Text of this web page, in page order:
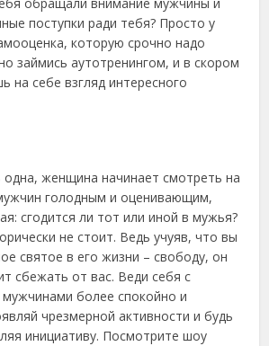
поступки ради тебя? Просто у
которую срочно надо
займись аутотренингом, и в скором
на себе взгляд интересного
одна, женщина начинает смотреть на
голодным и оценивающим,
сгодится ли тот или иной в мужья?
не стоит. Ведь учуяв, что вы
святое в его жизни – свободу, он
сбежать от вас. Веди себя с
более спокойно и
чрезмерной активности и будь
инициативу. Посмотрите шоу